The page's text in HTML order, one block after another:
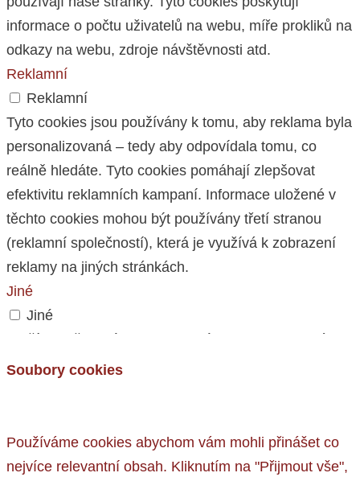
Soubory cookies
Používáme cookies abychom vám mohli přinášet co
nejvíce relevantní obsah. Kliknutím na "Přijmout vše",
informace o počtu uživatelů na webu, míře prokliků na
odkazy na webu, zdroje návštěvnosti atd.
Reklamní
Reklamní
Tyto cookies jsou používány k tomu, aby reklama byla
personalizovaná – tedy aby odpovídala tomu, co
reálně hledáte. Tyto cookies pomáhají zlepšovat
efektivitu reklamních kampaní. Informace uložené v
těchto cookies mohou být používány třetí stranou
(reklamní společností), která je využívá k zobrazení
reklamy na jiných stránkách.
Jiné
Jiné
Další nezařazené cookies, které nebyly analyzovány
a nebyly zařazeny do žádné z předchozích kategorií.
Potřebné soubory cookie jsou naprosto nezbytné pro
správnou funkci webu. Tato kategorie obsahuje pouze